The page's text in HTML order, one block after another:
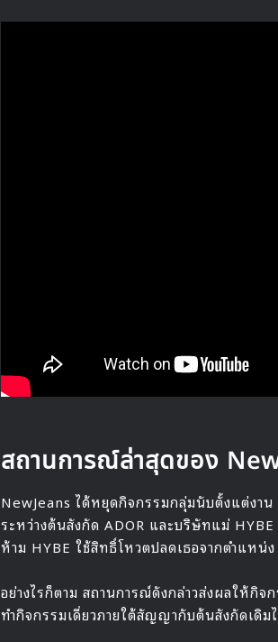
สถานการณ์ล่าสุดของ
NewJeans ได้หยุดกิจกรรมกลุ่มนับตั้งแต่งา
ระหว่างต้นสังกัด ADOR และบริษัทแม่
ห้าม HYBE ใช้สิทธิ์โหวตปลดเธอจากตำแหน่
อย่างไรก็ตาม สถานการณ์ดังกล่าวส่งผลให้กิจ
ทำกิจกรรมเดี่ยวภายใต้สัญญากับต้นสังกัดเดิม